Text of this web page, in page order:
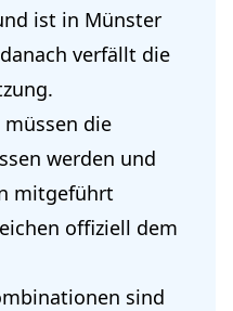
ist in Münster
verfällt die
müssen die
werden und
mitgeführt
offiziell dem
sind